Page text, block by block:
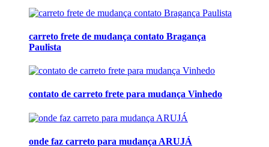
carreto frete de mudança contato Bragança
Paulista
contato de carreto frete para mudança Vinhedo
onde faz carreto para mudança ARUJÁ